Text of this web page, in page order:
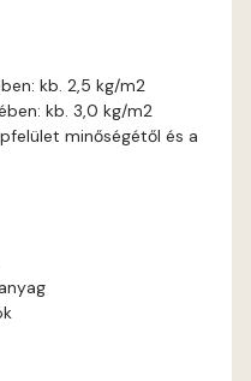
green A
brown A
kb. 2,5 kg/m2
kb. 3,0 kg/m2
minőségétől és a